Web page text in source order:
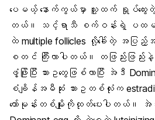
ပေမယ့် နောက်ကွယ်မှာ သူ့ထက် ရှုပ်ထွေးတဲ့
တယ်။ သင့်ရာသီ စက်ဝန်းရဲ့ ပထမ
ထဲ multiple follicles လို့ခေါ်တဲ့ အပြည့်
စတင် ကြီးလာပါတယ်။ တဖြည်းဖြည်းနဲ့
ဖွံ့ဖြိုးပြီး သားဥတွေဖြစ်လာပြီး အဲဒီ
စံချိန်အမီဆုံး သားဥတစ်လုံးက
ဟော်မုန်း တစ်မျိုးကိုထုတ်ပေးပါတယ်။ အဲဒီ